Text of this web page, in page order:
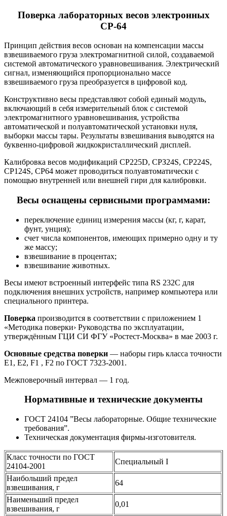
Поверка лабораторных весов электронных
СР-64
Принцип действия весов основан на компенсации массы
взвешиваемого груза электромагнитной силой, создаваемой
системой автоматического уравновешивания. Электрический
сигнал, изменяющийся пропорционально массе
взвешиваемого груза преобразуется в цифровой код.
Конструктивно весы представляют собой единый модуль,
включающий в себя измерительный блок с системой
электромагнитного уравновешивания, устройства
автоматической и полуавтоматической установки нуля,
выборки массы тары. Результаты взвешивания выводятся на
буквенно-цифровой жидкокристаллический дисплей.
Калибровка весов модификаций CP225D, СРЗ24Ѕ, CP224S,
CP124S, CP64 может проводиться полуавтоматически с
помощью внутренней или внешней гири для калибровки.
Весы оснащены сервисными программами:
переключение единиц измерения массы (кг, г, карат,
фунт, унция);
счет числа компонентов, имеющих примерно одну и ту
же массу;
взвешивание в процентах;
взвешивание животных.
Весы имеют встроенный интерфейс типа RS 232C для
подключения внешних устройств, например компьютера или
специального принтера.
Поверка производится в соответствии с приложением 1
«Методика поверки› Руководства по эксплуатации,
утверждённым ГЦИ СИ ФГУ «Ростест-Москва» в мае 2003 г.
Основные средства поверки — наборы гирь класса точности
E1, E2, F1 , F2 по ГОСТ 7323-2001.
Межповерочный интервал — 1 год.
Нормативные и технические документы
ГОСТ 24104 ”Весы лабораторные. Общие технические
требования”.
Техническая документация фирмы-изготовителя.
Класс точности по ГОСТ
24104-2001
Специальный I
Наибольший предел
взвешивания, г
64
Наименьший предел
взвешивания, г
0,01